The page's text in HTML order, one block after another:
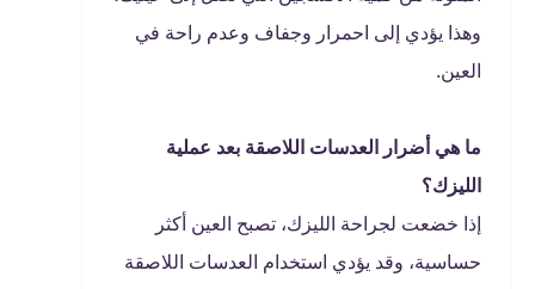
وهذا يؤدي إلى احمرار وجفاف وعدم راحة في
العين.
ما هي أضرار العدسات اللاصقة بعد عملية
الليزك؟
إذا خضعت لجراحة الليزك، تصبح العين أكثر
حساسية، وقد يؤدي استخدام العدسات اللاصقة